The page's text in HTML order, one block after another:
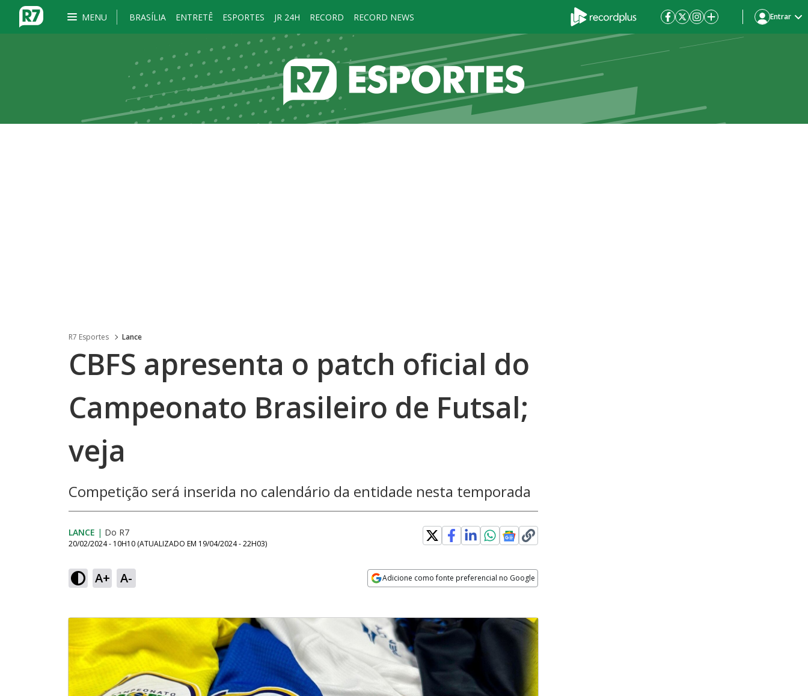
MENU BRASÍLIA ENTRETÊ ESPORTES JR 24H RECORD RECORD NEWS Entrar
R7 Esportes Lance
CBFS apresenta o patch oficial do
Campeonato Brasileiro de Futsal;
veja
Competição será inserida no calendário da entidade nesta temporada
LANCE | Do R7
20/02/2024 - 10H10 (ATUALIZADO EM 19/04/2024 - 22H03)
A+ A- Adicione como fonte preferencial no Google